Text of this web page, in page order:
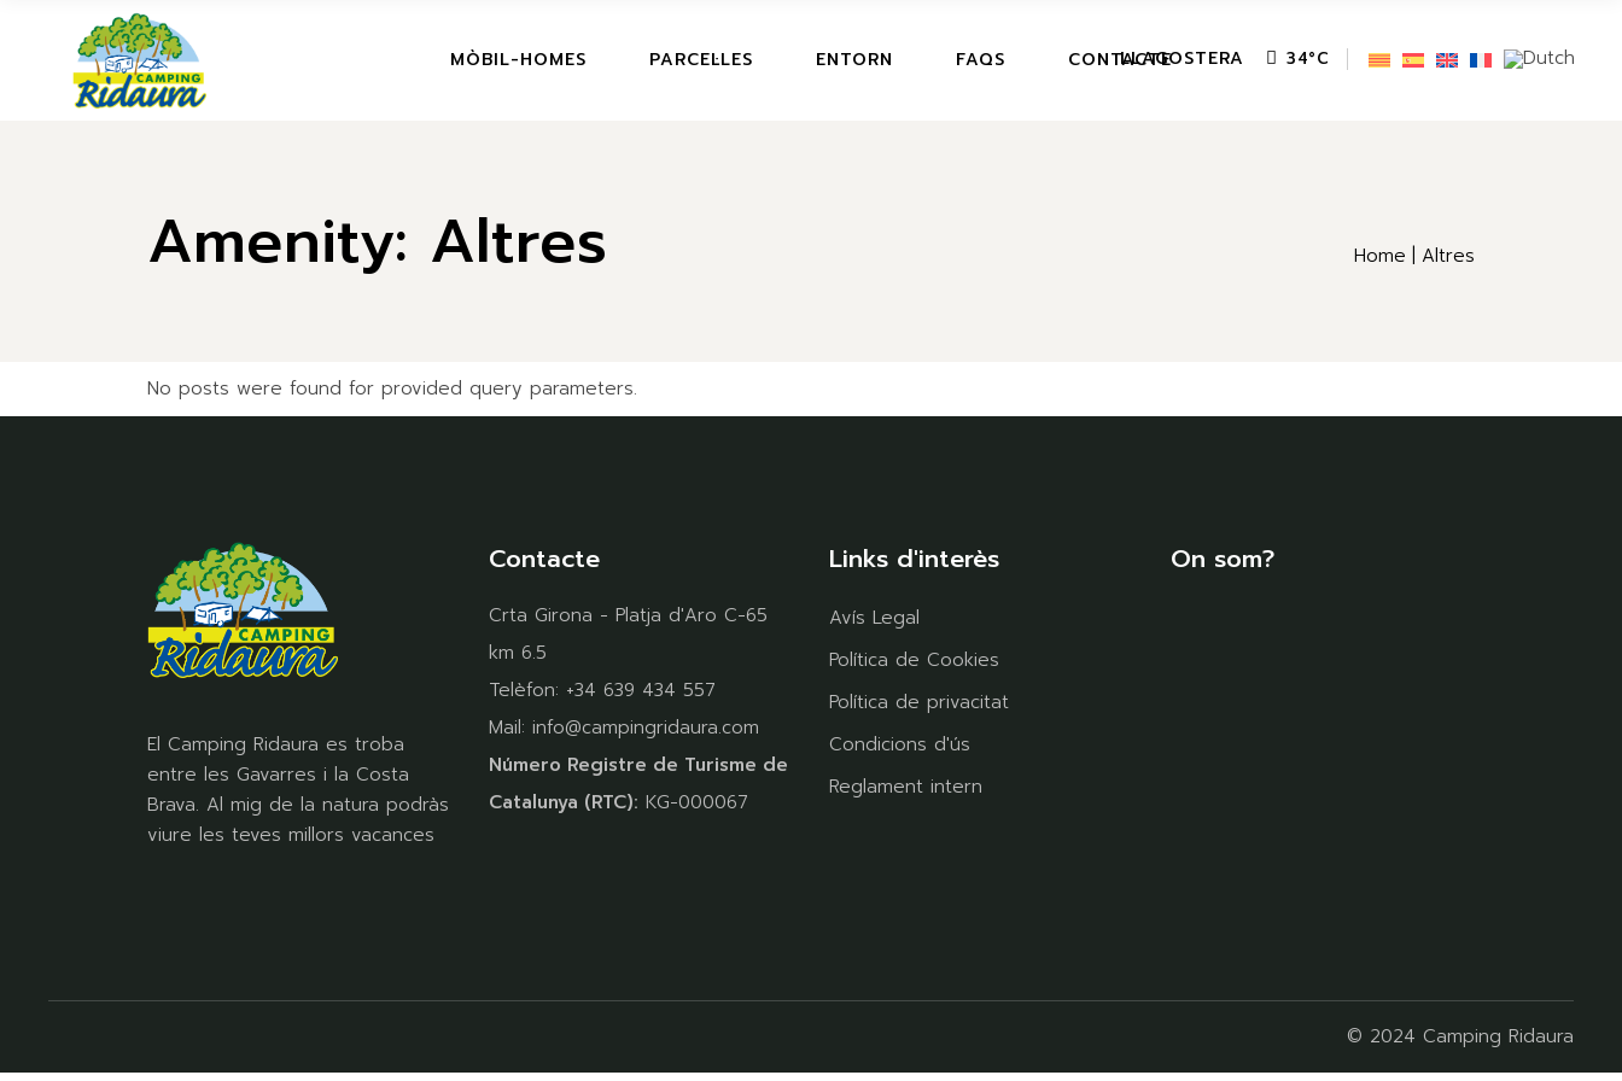
MÒBIL-HOMES PARCEL·LES ENTORN FAQS CONTACTELLAGOSTERA 34°C
Amenity: Altres Home Altres
No posts were found for provided query parameters.
El Camping Ridaura es troba
entre les Gavarres i la Costa
Brava. Al mig de la natura podràs
viure les teves millors vacances
Contacte
Crta Girona - Platja d'Aro C-65
km 6.5
Telèfon: +34 639 434 557
Mail: info@campingridaura.com
Número Registre de Turisme de
Catalunya (RTC): KG-000067
Links d'interès
Avís Legal
Política de Cookies
Política de privacitat
Condicions d'ús
Reglament intern
On som?
© 2024 Camping Ridaura